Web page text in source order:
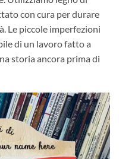
con cura per durare
Le piccole imperfezioni
di un lavoro fatto a
storia ancora prima di